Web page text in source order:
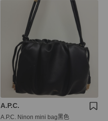
A.P.C.
A.P.C. Ninon mini bag黑色